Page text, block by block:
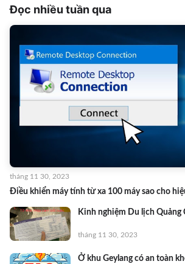
Đọc nhiều tuần qua
Điều khiển máy tính từ xa 100 máy sao cho
tháng 11 30, 2023
Kinh nghiệm Du lịch Quảng
tháng 11 30, 2023
Ở khu Geylang có an toàn